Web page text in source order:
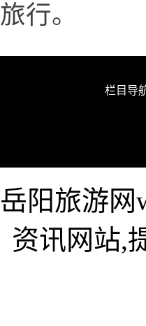
旅行。
栏目导
岳阳旅游网
资讯网站,